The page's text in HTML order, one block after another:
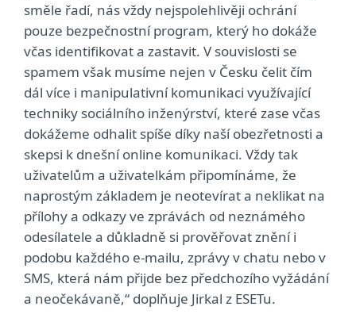
směle řadí, nás vždy nejspolehlivěji ochrání
pouze bezpečnostní program, který ho dokáže
včas identifikovat a zastavit. V souvislosti se
spamem však musíme nejen v Česku čelit čím
dál více i manipulativní komunikaci využívající
techniky sociálního inženýrství, které zase včas
dokážeme odhalit spíše díky naší obezřetnosti a
skepsi k dnešní online komunikaci. Vždy tak
uživatelům a uživatelkám připomínáme, že
naprostým základem je neotevírat a neklikat na
přílohy a odkazy ve zprávách od neznámého
odesílatele a důkladně si prověřovat znění i
podobu každého e-mailu, zprávy v chatu nebo v
SMS, která nám přijde bez předchozího vyžádání
a neočekávaně,“ doplňuje Jirkal z ESETu.